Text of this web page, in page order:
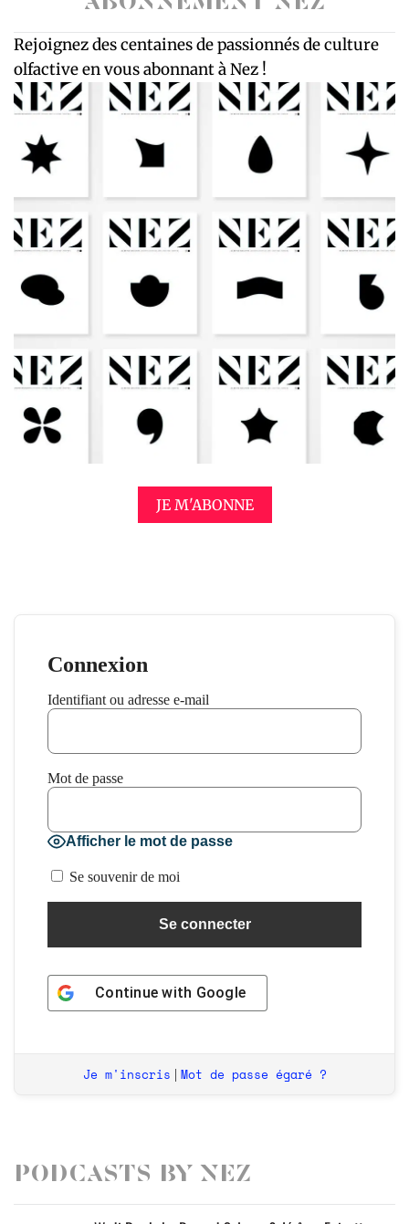
Rejoignez des centaines de passionnés de culture
olfactive en vous abonnant à Nez !
JE M'ABONNE
Connexion
Identifiant ou adresse e-mail
Mot de passe
Afficher le mot de passe
Se souvenir de moi
Continue with Google
Je m'inscris | Mot de passe égaré ?
Podcasts by Nez